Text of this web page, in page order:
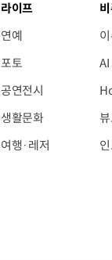
라이프
연예
포토
공연전시
생활문화
여행·레저